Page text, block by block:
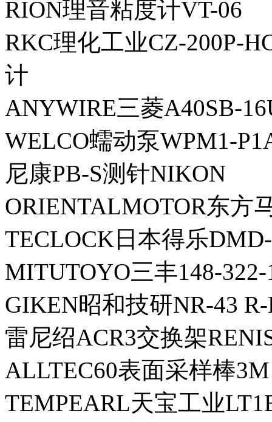
RION理音粘度计VT-06
RKC理化工业CZ-200P-
计
ANYWIRE三菱A40SB-
WELCO蠕动泵WPM1-
尼康PB-S测针NIKON
ORIENTALMOTOR东方
TECLOCK日本得乐
MITUTOYO三丰148-
GIKEN昭和技研NR-43
雷尼绍ACR3交换架
ALLTEC60表面采样棒
TEMPEARL天宝工业